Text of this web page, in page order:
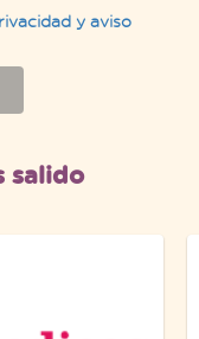
y aviso
salido